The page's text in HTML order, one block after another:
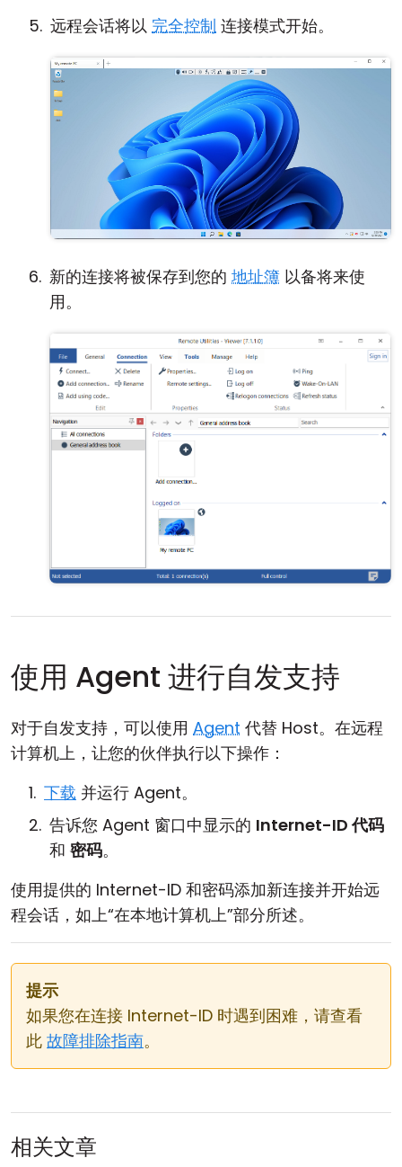
远程会话将以 完全控制 连接模式开始。
新的连接将被保存到您的 地址簿 以备将来使
用。
使用 Agent 进行自发支持
对于自发支持，可以使用 Agent 代替 Host。在远程
计算机上，让您的伙伴执行以下操作：
下载 并运行 Agent。
告诉您 Agent 窗口中显示的 Internet-ID 代码
和 密码。
使用提供的 Internet-ID 和密码添加新连接并开始远
程会话，如上“在本地计算机上”部分所述。
提示
如果您在连接 Internet-ID 时遇到困难，请查看
此 故障排除指南。
相关文章